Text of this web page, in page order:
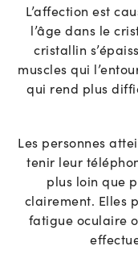
L’affection est
l’âge dans le
cristallin
muscles qui
qui rend plus
Les personnes
tenir leur
plus loin que
clairement. Elles
fatigue oculaire